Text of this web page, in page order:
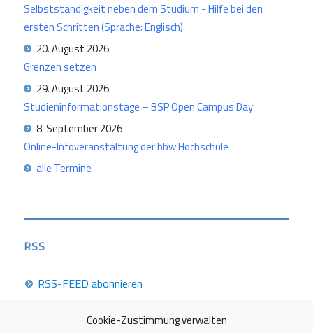
Cookie-Zustimmung verwalten
Selbstständigkeit neben dem Studium - Hilfe bei den
ersten Schritten (Sprache: Englisch)
20. August 2026
Grenzen setzen
29. August 2026
Studieninformationstage – BSP Open Campus Day
8. September 2026
Online-Infoveranstaltung der bbw Hochschule
alle Termine
RSS
RSS-FEED abonnieren